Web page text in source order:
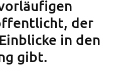
der
in den
gibt.